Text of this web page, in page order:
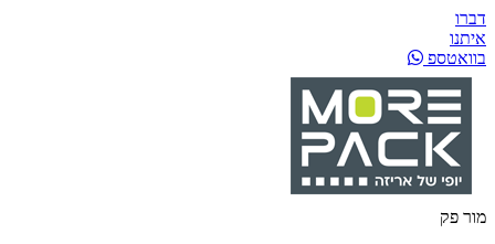
דברו
איתנו
בוואטספ
מור פק